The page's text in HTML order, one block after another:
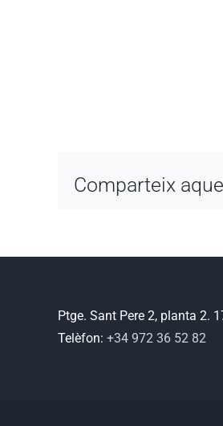
Comparteix
Ptge. Sant Pere 2, planta 2.
Telèfon: +34 972 36 52 82